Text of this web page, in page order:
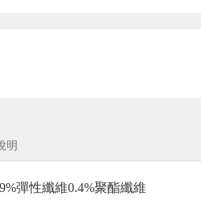
明
彈性纖維0.4%聚酯纖維